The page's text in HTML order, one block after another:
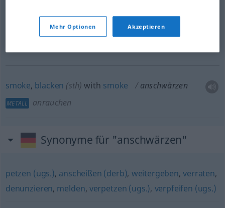
sbdown (tosb)
blackensb’sname(withsb )
smoke, blacken (sth) with smoke anschwärzen
METALL anrauchen
Synonyme für "anschwärzen"
petzen (ugs.), anscheißen (derb), weitergeben,verraten,
denunzieren, melden, verpetzen (ugs.), verpfeifen (ugs.)
Mehr Optionen Akzeptieren